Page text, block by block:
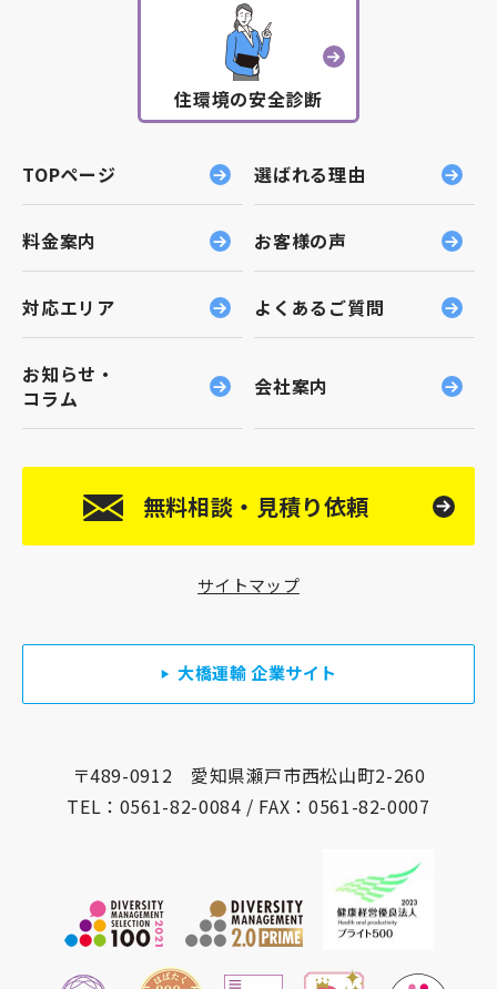
お見積もりで訪問する中で、防災意識の高さを実感
引用元：https://www.photo-
ac.com/profile/2258030 －－「ところで、ご依頼
された方は、皆さんキャンペーンをご存知だったの
のですが、実際伺ってみると『大橋さんに頼もうと
認知度があったんですね」 園田「私たちは定期的
年のセミナーに出席されて、その時から『頼むなら
大橋さん』と決めてくださっていた方もいました
ね」 －－「そうなんですか！ 引っ越しはもちろ
ん、日々の整理が気軽にお願いできる＝認知されて
いるという証ですね」 園田「はい。ご相談いただ
いうことですが、実際の業務で知った、新人さんな
らではのエピソードはありますか？」 園田「弊社
用品回収業者ではない』と考えているので、お見積
－「具体的にはどんなことを？」 園田「基本とし
ておく の3つです」 －－「前回お話を伺った、防災
の勉強をしている松下さんもおっしゃっていました
「情報を得ているだけでなくて実行されてる」 園
田「そうなんです。さらに『大きな家具を減らして
おくことで、動線も確保できる』ということまでご
存知なんですよ」 ーー「日々の啓蒙活動の賜物で
住環境の安全診断
TOPページ 選ばれる理由
料金案内 お客様の声
対応エリア よくあるご質問
お知らせ・
コラム
会社案内
無料相談・見積り依頼
サイトマップ
大橋運輸 企業サイト
〒489-0912 愛知県瀬戸市西松山町2-260
TEL： 0561-82-0084 / FAX：0561-82-0007